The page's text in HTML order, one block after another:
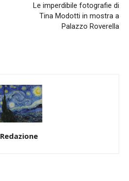
Le imperdibile fotografie di
Tina Modotti in mostra a
Palazzo Roverella
Redazione